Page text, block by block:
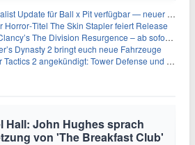
Update für Ball x Pit verfügbar — neuer Content auf allen Plattformen
Horror‑Titel The Skin Stapler feiert Release
The Division Resurgence – ab sofort für euch verfügbar
Dynasty 2 bringt euch neue Fahrzeuge
2 angekündigt: Tower Defense und Deckbuilding Kombo kehrt zurück
Hall: John Hughes sprach
von 'The Breakfast Club'